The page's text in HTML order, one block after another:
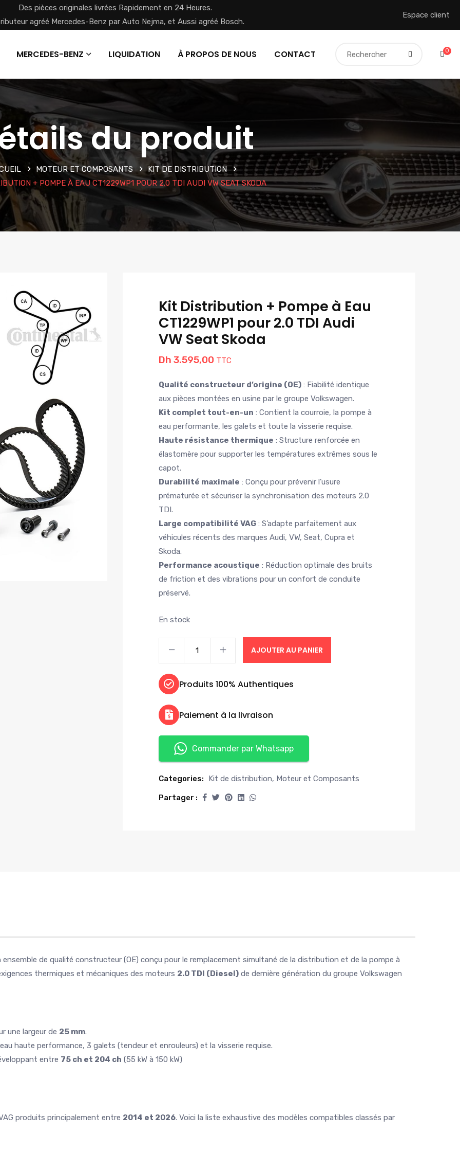
Des pièces originales livrées Rapidement en 24 Heures.
agréé Mercedes-Benz par Auto Nejma, et Aussi agréé Bosch.
Espace client
MERCEDES-BENZ LIQUIDATION À PROPOS DE NOUS CONTACT 0
du produit
MOTEUR ET COMPOSANTS
KIT DE DISTRIBUTION
+ POMPE À EAU CT1229WP1 POUR 2.0 TDI AUDI VW SEAT SKODA
Kit Distribution + Pompe à Eau
CT1229WP1 pour 2.0 TDI Audi
VW Seat Skoda
Dh 3.595,00 TTC
Qualité constructeur d’origine (OE) : Fiabilité identique
aux pièces montées en usine par le groupe Volkswagen.
Kit complet tout-en-un : Contient la courroie, la pompe à
eau performante, les galets et toute la visserie requise.
Haute résistance thermique : Structure renforcée en
élastomère pour supporter les températures extrêmes sous le
capot.
Durabilité maximale : Conçu pour prévenir l’usure
prématurée et sécuriser la synchronisation des moteurs 2.0
TDI.
Large compatibilité VAG : S’adapte parfaitement aux
véhicules récents des marques Audi, VW, Seat, Cupra et
Skoda.
Performance acoustique : Réduction optimale des bruits
de friction et des vibrations pour un confort de conduite
préservé.
En stock
AJOUTER AU PANIER
Produits 100% Authentiques
Paiement à la livraison
Commander par Whatsapp
Categories: Kit de distribution, Moteur et Composants
Partager :
ensemble de qualité constructeur (OE) conçu pour le remplacement simultané de la distribution et de la pompe à
thermiques et mécaniques des moteurs 2.0 TDI (Diesel) de dernière génération du groupe Volkswagen
une largeur de 25 mm.
haute performance, 3 galets (tendeur et enrouleurs) et la visserie requise.
entre 75 ch et 204 ch (55 kW à 150 kW)
produits principalement entre 2014 et 2026. Voici la liste exhaustive des modèles compatibles classés par